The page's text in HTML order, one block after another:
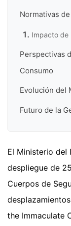
Normativas
Impacto de
Perspectivas
Consumo
Evolución del
Futuro de la
El Ministerio del
despliegue de
Cuerpos de
the Immaculate